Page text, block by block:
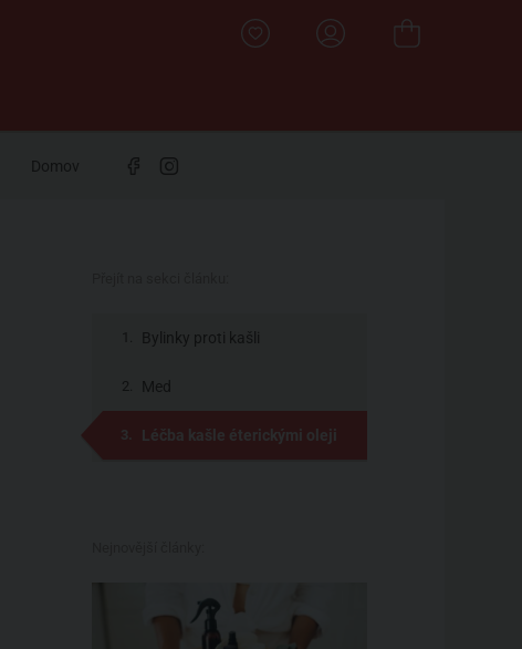
Domov
Bylinky proti kašli
Med
Léčba kašle éterickými oleji